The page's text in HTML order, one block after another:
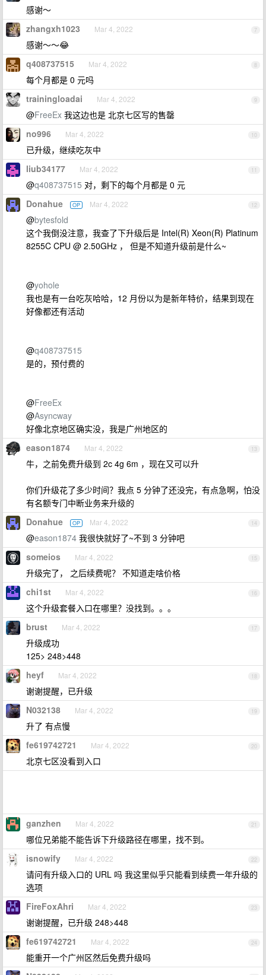
感谢～
7
zhangxh1023 Mar 4, 2022
感谢～～😂
8
q408737515 Mar 4, 2022
每个月都是 0 元吗
9
trainingloadai Mar 4, 2022
@FreeEx 我这边也是 北京七区写的售罄
10
no996 Mar 4, 2022
已升级，继续吃灰中
11
liub34177 Mar 4, 2022
@q408737515 对，剩下的每个月都是 0 元
12
Donahue OP Mar 4, 2022
@bytesfold
这个我倒没注意，我查了下升级后是 Intel(R) Xeon(R) Platinum
8255C CPU @ 2.50GHz ， 但是不知道升级前是什么~
@yohole
我也是有一台吃灰哈哈，12 月份以为是新年特价，结果到现在
好像都还有活动
@q408737515
是的，预付费的
@FreeEx
@Asyncway
好像北京地区确实没，我是广州地区的
13
eason1874 Mar 4, 2022
牛，之前免费升级到 2c 4g 6m ，现在又可以升
你们升级花了多少时间？我点 5 分钟了还没完，有点急啊，怕没
有名额专门中断业务来升级的
14
Donahue OP Mar 4, 2022
@eason1874 我很快就好了~不到 3 分钟吧
15
someios Mar 4, 2022
升级完了， 之后续费呢？ 不知道走啥价格
16
chi1st Mar 4, 2022
这个升级套餐入口在哪里？没找到。。。
17
brust Mar 4, 2022
升级成功
125> 248>448
18
heyf Mar 4, 2022
谢谢提醒，已升级
19
N032138 Mar 4, 2022
升了 有点慢
20
fe619742721 Mar 4, 2022
北京七区没看到入口
21
ganzhen Mar 4, 2022
哪位兄弟能不能告诉下升级路径在哪里，找不到。
22
isnowify Mar 4, 2022
请问有升级入口的 URL 吗 我这里似乎只能看到续费一年升级的
选项
23
FireFoxAhri Mar 4, 2022
谢谢提醒，已升级 248>448
24
fe619742721 Mar 4, 2022
能重开一个广州区然后免费升级吗